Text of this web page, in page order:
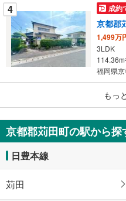
4 成約
京都郡
1,499万
3LDK
114.36m
福岡県
京都郡
4,710万
3SLDK
104.3m2
福岡県
もっ
京都郡苅田町の駅から探
日豊本線
苅田